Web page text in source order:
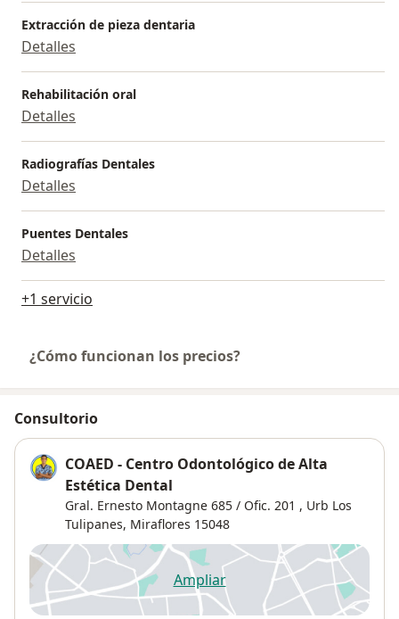
Extracción de pieza dentaria
Detalles
Rehabilitación oral
Detalles
Radiografías Dentales
Detalles
Puentes Dentales
Detalles
+1 servicio
¿Cómo funcionan los precios?
Consultorio
COAED - Centro Odontológico de Alta
Estética Dental
Gral. Ernesto Montagne 685 / Ofic. 201 , Urb Los
Tulipanes, Miraflores 15048
Ampliarse abre en una nueva